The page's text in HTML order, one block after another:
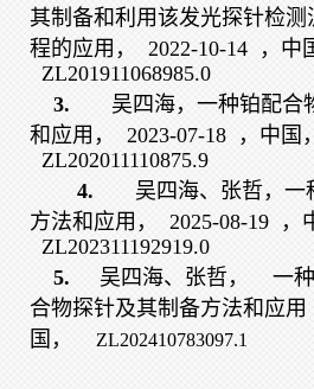
其制备和利用该发光探针检
程的应用，
2022-10-14
，中
ZL201911068985.0
3.
吴四海，一种铂配合
和应用，
2023-07-18
，中国，
ZL202011110875.9
4.
吴四海、张哲，
方法和应用，
2025-08-19
，
ZL202311192919.0
5.
吴四海、张哲，
一
合物探针及其制备方法和应用
国，
ZL202410783097.1